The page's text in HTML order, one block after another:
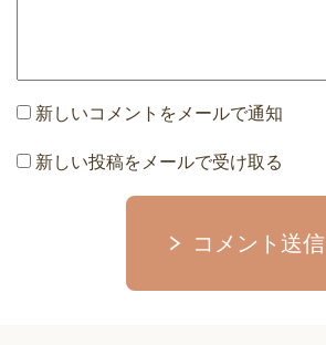
新しいコメントをメールで通知
新しい投稿をメールで受け取る
コメント送信